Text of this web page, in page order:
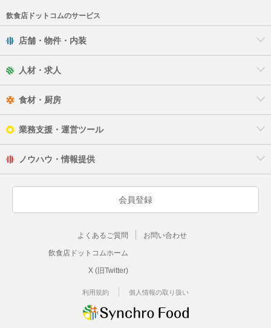
飲食店ドットコムのサービス
店舗・物件・内装
人材・求人
食材・厨房
業務支援・運営ツール
ノウハウ・情報提供
会員登録
よくあるご質問 お問い合わせ
飲食店ドットコムホーム
X (旧Twitter)
利用規約 個人情報の取り扱い